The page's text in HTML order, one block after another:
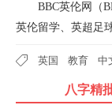
BBC英伦网（
英伦留学、英超足
英国 教育 中
八字精